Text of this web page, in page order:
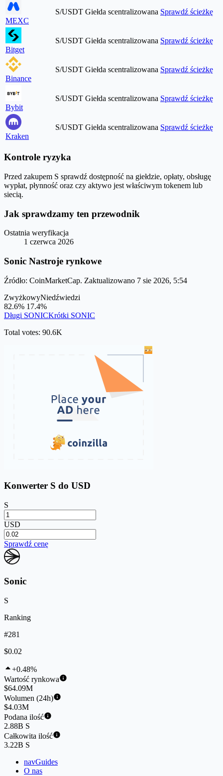
MEXC
S/USDT Giełda scentralizowana Sprawdź ścieżkę
Bitget
S/USDT Giełda scentralizowana Sprawdź ścieżkę
Binance
S/USDT Giełda scentralizowana Sprawdź ścieżkę
Bybit
S/USDT Giełda scentralizowana Sprawdź ścieżkę
Kraken
S/USDT Giełda scentralizowana Sprawdź ścieżkę
Kontrole ryzyka
Przed zakupem S sprawdź dostępność na giełdzie, opłaty, obsługę
wypłat, płynność oraz czy aktywo jest właściwym tokenem lub
siecią.
Jak sprawdzamy ten przewodnik
Ostatnia weryfikacja
1 czerwca 2026
Sonic Nastroje rynkowe
Źródło: CoinMarketCap. Zaktualizowano 7 sie 2026, 5:54
ZwyżkowyNiedźwiedzi
82.6% 17.4%
Długi SONICKrótki SONIC
Total votes: 90.6K
Konwerter S do USD
S
USD
Sprawdź cenę
Sonic
S
Ranking
#281
$0.02
+0.48%
Wartość rynkowa
$64.09M
Wolumen (24h)
$4.03M
Podana ilość
2.88B S
Całkowita ilość
3.22B S
navGuides
O nas